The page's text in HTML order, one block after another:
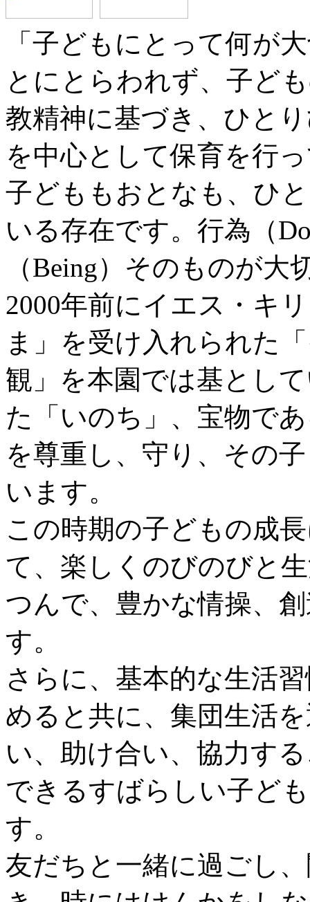
「子どもにとって何が
とにとらわれず、子ど
教精神に基づき、ひと
を中心として保育を行
子どももおとなも、ひ
いる存在です。行為（
（Being）そのものが大
2000年前にイエス・キ
ま」を受け入れられた
観」を本園では基とし
た「いのち」、宝物で
を尊重し、守り、その
います。
この時期の子どもの成
て、楽しくのびのびと
つんで、豊かな情操、
す。
さらに、基本的な生活
めると共に、集団生活
い、助け合い、協力す
できるすばらしい子ど
す。
友だちと一緒に過ごし